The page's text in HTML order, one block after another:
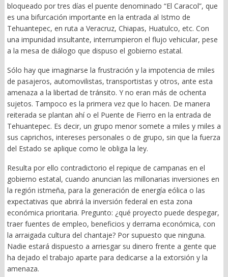
bloqueado por tres días el puente denominado “El Caracol”, que
es una bifurcación importante en la entrada al Istmo de
Tehuantepec, en ruta a Veracruz, Chiapas, Huatulco, etc. Con
una impunidad insultante, interrumpieron el flujo vehicular, pese
a la mesa de diálogo que dispuso el gobierno estatal.
Sólo hay que imaginarse la frustración y la impotencia de miles
de pasajeros, automovilistas, transportistas y otros, ante esta
amenaza a la libertad de tránsito. Y no eran más de ochenta
sujetos. Tampoco es la primera vez que lo hacen. De manera
reiterada se plantan ahí o el Puente de Fierro en la entrada de
Tehuantepec. Es decir, un grupo menor somete a miles y miles a
sus caprichos, intereses personales o de grupo, sin que la fuerza
del Estado se aplique como le obliga la ley.
Resulta por ello contradictorio el repique de campanas en el
gobierno estatal, cuando anuncian las millonarias inversiones en
la región istmeña, para la generación de energía eólica o las
expectativas que abrirá la inversión federal en esta zona
económica prioritaria. Pregunto: ¿qué proyecto puede despegar,
traer fuentes de empleo, beneficios y derrama económica, con
la arraigada cultura del chantaje? Por supuesto que ninguna.
Nadie estará dispuesto a arriesgar su dinero frente a gente que
ha dejado el trabajo aparte para dedicarse a la extorsión y la
amenaza.